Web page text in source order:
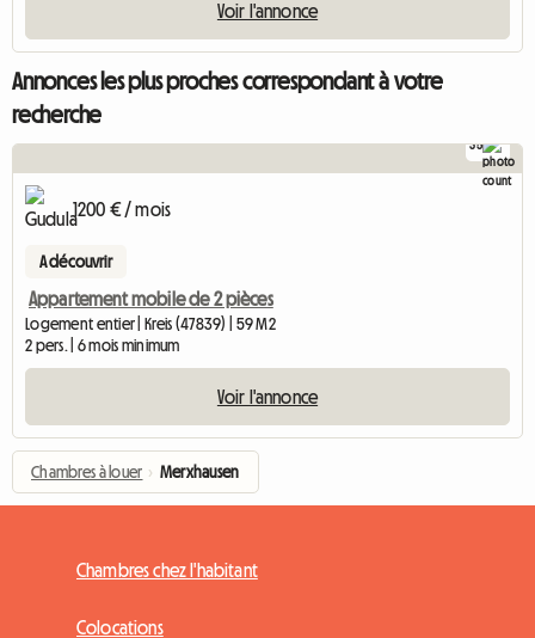
Voir l'annonce
Annonces les plus proches correspondant à votre
recherche
35
1200 € / mois
A découvrir
Appartement mobile de 2 pièces
Logement entier | Kreis (47839) | 59 M2
2 pers. | 6 mois minimum
Voir l'annonce
Chambres à louer › Merxhausen
Chambres chez l'habitant
Colocations